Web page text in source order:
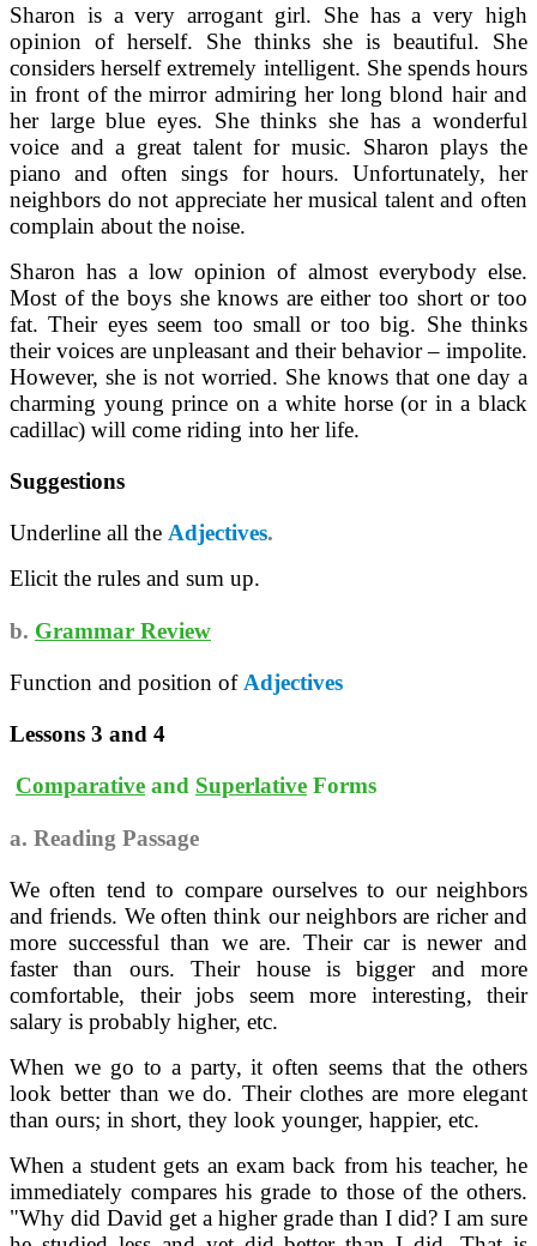
Sharon is a very arrogant girl. She has a very high
opinion of herself. She thinks she is beautiful. She
considers herself extremely intelligent. She spends hours
in front of the mirror admiring her long blond hair and
her large blue eyes. She thinks she has a wonderful
voice and a great talent for music. Sharon plays the
piano and often sings for hours. Unfortunately, her
neighbors do not appreciate her musical talent and often
complain about the noise.
Sharon has a low opinion of almost everybody else.
Most of the boys she knows are either too short or too
fat. Their eyes seem too small or too big. She thinks
their voices are unpleasant and their behavior – impolite.
However, she is not worried. She knows that one day a
charming young prince on a white horse (or in a black
cadillac) will come riding into her life.
Suggestions
Underline all the Adjectives.
Elicit the rules and sum up.
b. Grammar Review
Function and position of Adjectives
Lessons 3 and 4
Comparative and Superlative Forms
a. Reading Passage
We often tend to compare ourselves to our neighbors
and friends. We often think our neighbors are richer and
more successful than we are. Their car is newer and
faster than ours. Their house is bigger and more
comfortable, their jobs seem more interesting, their
salary is probably higher, etc.
When we go to a party, it often seems that the others
look better than we do. Their clothes are more elegant
than ours; in short, they look younger, happier, etc.
When a student gets an exam back from his teacher, he
immediately compares his grade to those of the others.
"Why did David get a higher grade than I did? I am sure